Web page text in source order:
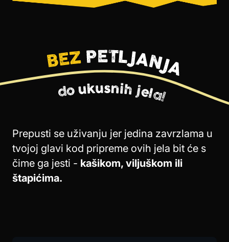
Prepusti se uživanju jer jedina zavrzlama u
tvojoj glavi kod pripreme ovih jela bit će s
čime ga jesti - kašikom, viljuškom ili
štapićima.